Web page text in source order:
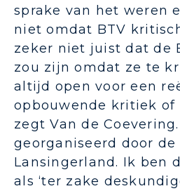
sprake van het weren
niet omdat BTV
zeker niet juist dat de
zou zijn omdat ze te
altijd open voor een
opbouwende kritiek of
zegt Van de
georganiseerd door de
Lansingerland. Ik ben
als ‘ter zake